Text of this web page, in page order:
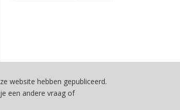
website hebben gepubliceerd.
een andere vraag of